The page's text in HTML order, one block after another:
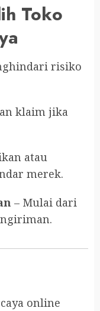
Toko
risiko
klaim jika
atau
merek.
– Mulai dari
online